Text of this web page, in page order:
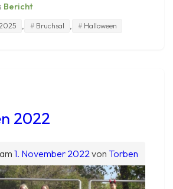
Bericht
, Bruchsal , Halloween
2022
1. November 2022von Torben